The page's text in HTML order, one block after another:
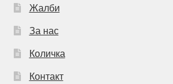
Жалби
За нас
Количка
Контакт